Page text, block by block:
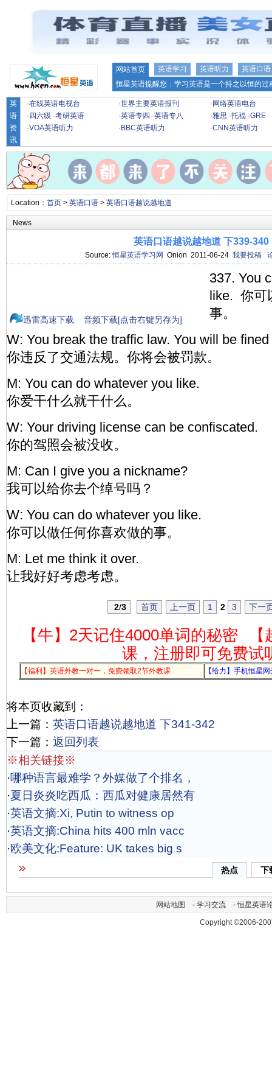
网站首页 英语学习 英语听力
英语口语
恒星英语提醒您：学习英语是一个持之以恒的
英
语
资
讯
·在线英语电视台 ·世界主要英语报刊 · 网络英语电台
· 四六级 ·考研英语 ·英语专四 ·英语专八 ·雅思 ·托福 ·GRE
·VOA英语听力 · BBC英语听力 ·CNN英语听力
Location： 首页> 英语口语> 英语口语越说越地道
News
英语口语越说越地道 下339-340
Source:恒星英语学习网 Onion 2011-06-24 我要投稿
迅雷高速下载 音频下载[点击右键另存为]
337. You
like. 你可
事。
W: You break the traffic law. You will be fined
你违反了交通法规。你将会被罚款。
M: You can do whatever you like.
你爱干什么就干什么。
W: Your driving license can be confiscated.
你的驾照会被没收。
M: Can I give you a nickname?
我可以给你去个绰号吗？
W: You can do whatever you like.
你可以做任何你喜欢做的事。
M: Let me think it over.
让我好好考虑考虑。
2/3 首页 上一页 1 2 3 下一
【牛】2天记住4000单词的秘密
课，注册即可免费试
【福利】英语外教一对一，免费领取2节外教课 【给力】手机恒星
将本页收藏到：
上一篇： 英语口语越说越地道 下341-342
下一篇： 返回列表
※相关链接※
·哪种语言最难学？外媒做了个排名，
·夏日炎炎吃西瓜：西瓜对健康居然有
·英语文摘:Xi, Putin to witness op
·英语文摘:China hits 400 mln vacc
·欧美文化:Feature: UK takes big s
热点 下
网站地图 - 学习交流 -恒星英语
Copyright ©2006-